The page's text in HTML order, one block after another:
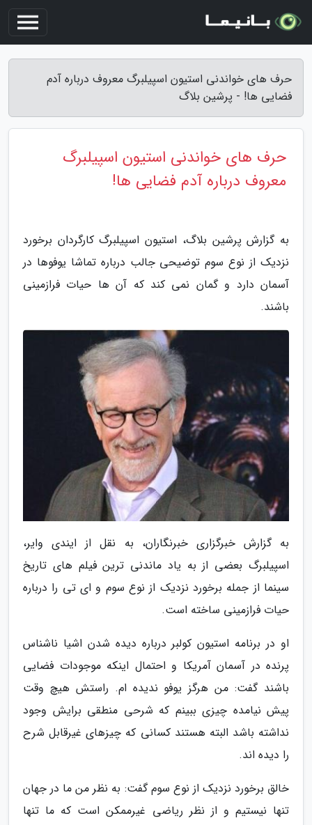
حرف های خواندنی استیون اسپیلبرگ معروف درباره آدم
فضایی ها! - پرشین بلاگ
حرف های خواندنی استیون اسپیلبرگ
معروف درباره آدم فضایی ها!
به گزارش پرشین بلاگ، استیون اسپیلبرگ کارگردان برخورد
نزدیک از نوع سوم توضیحی جالب درباره تماشا یوفوها در
آسمان دارد و گمان نمی کند که آن ها حیات فرازمینی
باشند.
به گزارش خبرگزاری خبرنگاران، به نقل از ایندی وایر،
اسپیلبرگ بعضی از به یاد ماندنی ترین فیلم های تاریخ
سینما از جمله برخورد نزدیک از نوع سوم و ای تی را درباره
حیات فرازمینی ساخته است.
او در برنامه استیون کولبر درباره دیده شدن اشیا ناشناس
پرنده در آسمان آمریکا و احتمال اینکه موجودات فضایی
باشند گفت: من هرگز یوفو ندیده ام. راستش هیچ وقت
پیش نیامده چیزی ببینم که شرحی منطقی برایش وجود
نداشته باشد البته هستند کسانی که چیزهای غیرقابل شرح
را دیده اند.
خالق برخورد نزدیک از نوع سوم گفت: به نظر من ما در جهان
تنها نیستیم و از نظر ریاضی غیرممکن است که ما تنها